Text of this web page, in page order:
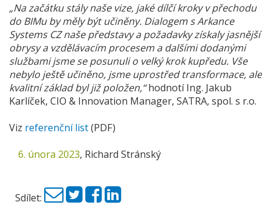
„Na začátku stály naše vize, jaké dílčí kroky v přechodu
do BIMu by měly být učiněny. Dialogem s Arkance
Systems CZ naše představy a požadavky získaly jasnější
obrysy a vzdělávacím procesem a dalšími dodanými
službami jsme se posunuli o velký krok kupředu. Vše
nebylo ještě učiněno, jsme uprostřed transformace, ale
kvalitní základ byl již položen,“hodnotí Ing. Jakub
Karlíček, CIO & Innovation Manager, SATRA, spol. s r.o.
Viz referenční list(PDF)
6. února 2023, Richard Stránský
Sdílet: